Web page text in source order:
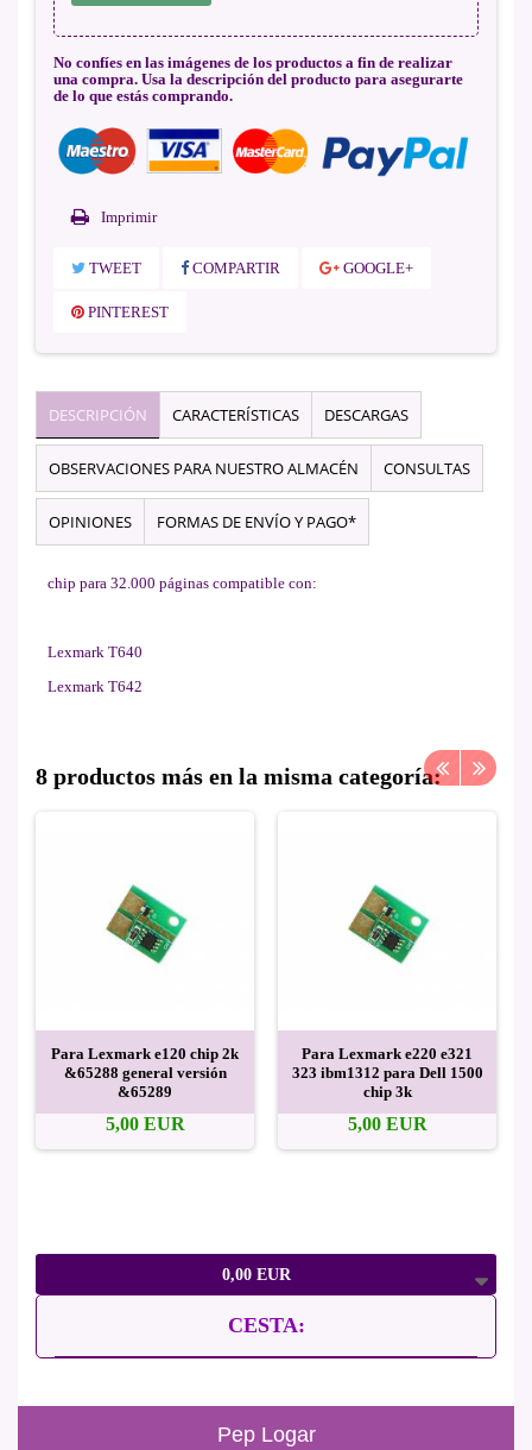
0,00 EUR
CESTA:
No confíes en las imágenes de los productos a fin de realizar
una compra. Usa la descripción del producto para asegurarte
de lo que estás comprando.
Imprimir
TWEET COMPARTIR GOOGLE+
PINTEREST
DESCRIPCIÓN CARACTERÍSTICAS DESCARGAS
OBSERVACIONES PARA NUESTRO ALMACÉN CONSULTAS
OPINIONES FORMAS DE ENVÍO Y PAGO*
chip para 32.000 páginas compatible con:
Lexmark T640
Lexmark T642
8 productos más en la misma categoría:
Para Lexmark e120 chip 2k
&65288 general versión
&65289
5,00 EUR
Para Lexmark e220 e321
323 ibm1312 para Dell 1500
chip 3k
5,00 EUR
Pep Logar